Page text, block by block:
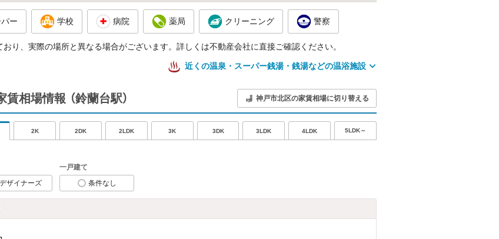
ー 学校 病院 薬局 クリーニング 警察
り、実際の場所と異なる場合がございます。詳しくは不動産会社に直接ご確認ください。
近くの温泉・スーパー銭湯・銭湯などの温浴施設
賃相場情報 （鈴蘭台駅） 神戸市北区の家賃相場に切り替える
2K 2DK 2LDK 3K 3DK 3LDK 4LDK 5LDK～
デザイナーズ
一戸建て
条件なし